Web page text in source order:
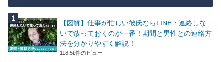
【図解】仕事が忙しい彼氏ならLINE・連絡しな
いで放っておくのが一番！期間と男性との連絡方
法を分かりやすく解説！
118.5k件のビュー